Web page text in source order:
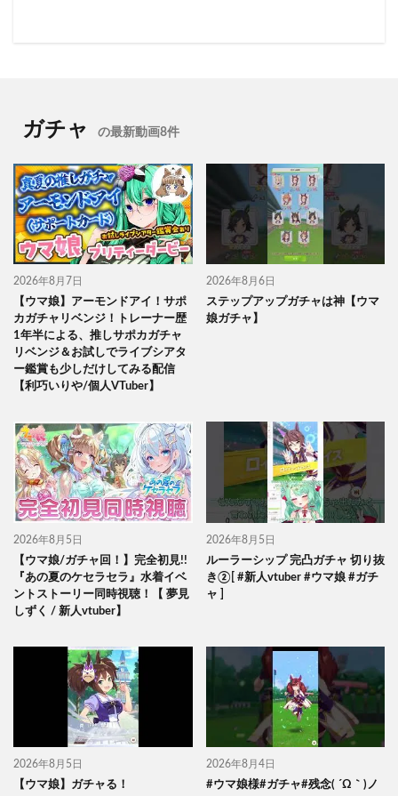
ガチャ の最新動画8件
2026年8月7日
【ウマ娘】アーモンドアイ！サポ
カガチャリベンジ！トレーナー歴
1年半による、推しサポカガチャ
リベンジ＆お試しでライブシアタ
ー鑑賞も少しだけしてみる配信
【利巧いりや/個人VTuber】
2026年8月6日
ステップアップガチャは神【ウマ
娘ガチャ】
2026年8月5日
【ウマ娘/ガチャ回！】完全初見!!
『あの夏のケセラセラ』水着イベ
ントストーリー同時視聴！【 夢見
しずく / 新人vtuber】
2026年8月5日
ルーラーシップ 完凸ガチャ 切り抜
き②[ #新人vtuber #ウマ娘 #ガチ
ャ ]
2026年8月5日
【ウマ娘】ガチャる！
2026年8月4日
#ウマ娘様#ガチャ#残念( ´Ω｀)ノ